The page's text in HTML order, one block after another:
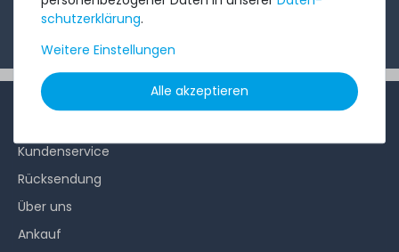
Ich möchte Ihren Newsletter erhalten und akzeptiere
die
schutz­erklärung.
Weitere Einstellungen
Alle akzeptieren
INFORMATIONEN
Kundenservice
Rücksendung
Über uns
Ankauf